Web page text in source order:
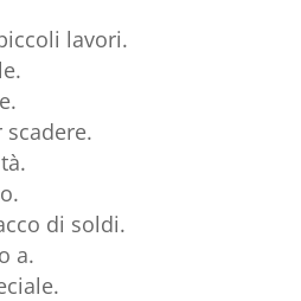
lavori.
di soldi.
a.